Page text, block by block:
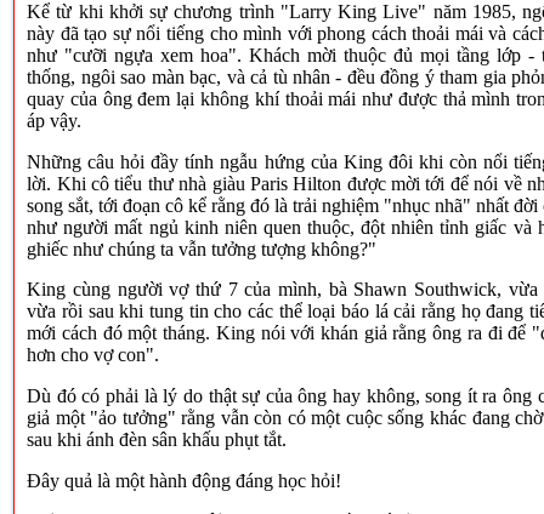
Kể từ khi khởi sự chương trình "Larry King Live" năm 1985,
này đã tạo sự nổi tiếng cho mình với phong cách thoải mái và
như "cưỡi ngựa xem hoa". Khách mời thuộc đủ mọi tầng lớp -
thống, ngôi sao màn bạc, và cả tù nhân - đều đồng ý tham gia
quay của ông đem lại không khí thoải mái như được thả mình
áp vậy.
Những câu hỏi đầy tính ngẫu hứng của King đôi khi còn nổi
lời. Khi cô tiểu thư nhà giàu Paris Hilton được mời tới để nói về
song sắt, tới đoạn cô kể rằng đó là trải nghiệm "nhục nhã" nhất
như người mất ngủ kinh niên quen thuộc, đột nhiên tỉnh giấc và
ghiếc như chúng ta vẫn tưởng tượng không?"
King cùng người vợ thứ 7 của mình, bà Shawn Southwick, vừa
vừa rồi sau khi tung tin cho các thể loại báo lá cải rằng họ đang
mới cách đó một tháng. King nói với khán giả rằng ông ra đi để
hơn cho vợ con".
Dù đó có phải là lý do thật sự của ông hay không, song ít ra ông
giả một "ảo tưởng" rằng vẫn còn có một cuộc sống khác đang
sau khi ánh đèn sân khấu phụt tắt.
Đây quả là một hành động đáng học hỏi!